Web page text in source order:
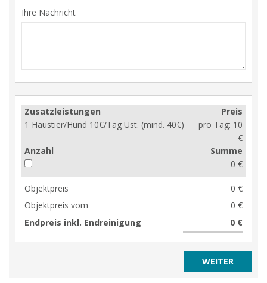
Ihre Nachricht
Zusatzleistungen
1 Haustier/Hund 10€/Tag Ust. (mind. 40€)
Preis
pro Tag: 10
€
Anzahl
Summe
0 €
Objektpreis
0 €
Objektpreis vom
0 €
Endpreis inkl. Endreinigung
0 €